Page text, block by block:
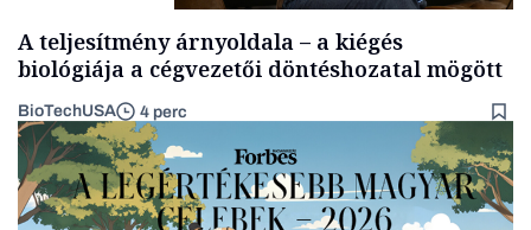
A teljesítmény árnyoldala – a kiégés
biológiája a cégvezetői döntéshozatal mögött
BioTechUSA 4 perc